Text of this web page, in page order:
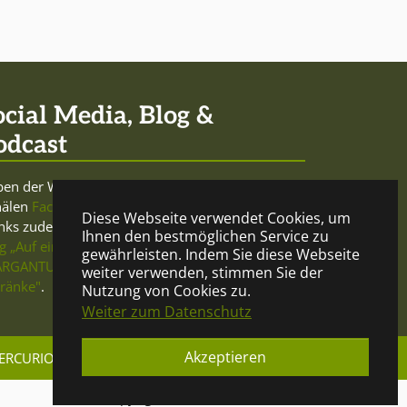
Diese Webseite verwendet Cookies, um
Ihnen den bestmöglichen Service zu
gewährleisten. Indem Sie diese Webseite
weiter verwenden, stimmen Sie der
Nutzung von Cookies zu.
Weiter zum Datenschutz
Akzeptieren
Media, Blog &
der Website sowie den Social-Media-
Facebook
zudem den trink- und meinungsfreudigen
„Auf ein Glas"und beteiligt sich amPodcast
- Gespräche über Geist und
.
DRINKS IMPRESSUM DATENSCHUTZ